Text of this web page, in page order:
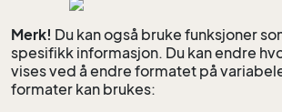
Merk! Du kan også bruke funksjoner
spesifikk informasjon. Du kan endre
vises ved å endre formatet på
formater kan brukes: